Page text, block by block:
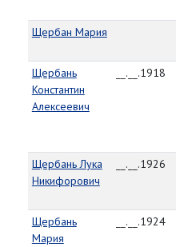
Щербан Мария
Щербань
Константин
Алексеевич
__.__.1918
Щербань Лука
Никифорович
__.__.1926
Щербань
Мария
__.__.1924